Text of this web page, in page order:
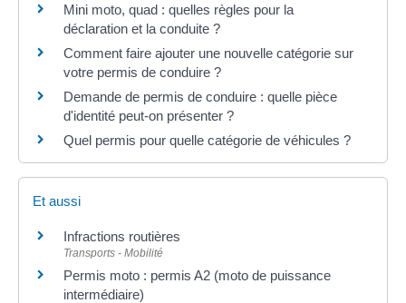
Mini moto, quad : quelles règles pour la
déclaration et la conduite ?
Comment faire ajouter une nouvelle catégorie sur
votre permis de conduire ?
Demande de permis de conduire : quelle pièce
d'identité peut-on présenter ?
Quel permis pour quelle catégorie de véhicules ?
Et aussi
Infractions routières
Transports - Mobilité
Permis moto : permis A2 (moto de puissance
intermédiaire)